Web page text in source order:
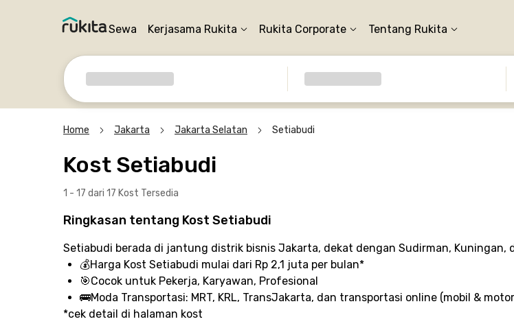
Sewa Kerjasama Rukita Rukita Corporate Tentang Rukita
Home Jakarta Jakarta Selatan Setiabudi
Kost Setiabudi
1 - 17 dari 17 Kost Tersedia
Ringkasan tentang Kost Setiabudi
Setiabudi berada di jantung distrik bisnis Jakarta, dekat dengan Sudirman,
💰Harga Kost Setiabudi mulai dari Rp 2,1 juta per bulan*
🎯Cocok untuk Pekerja, Karyawan, Profesional
🚌Moda Transportasi: MRT, KRL, TransJakarta, dan transportasi online (mobil &
*cek detail di halaman kost